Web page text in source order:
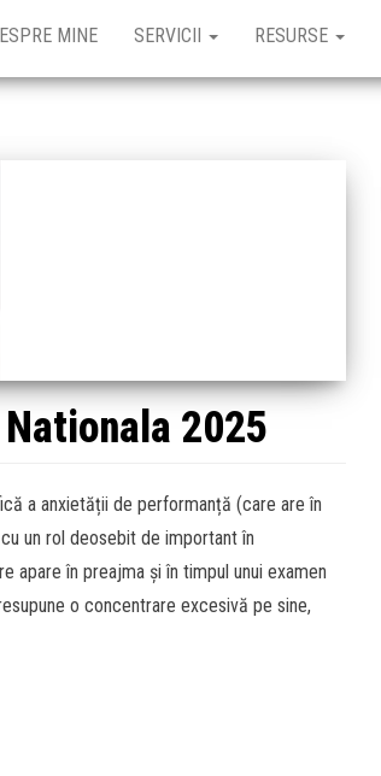
MINE SERVICII RESURSE
2025
a anxietății de performanță (care are în
un rol deosebit de important în
apare în preajma și în timpul unui examen
o concentrare excesivă pe sine,